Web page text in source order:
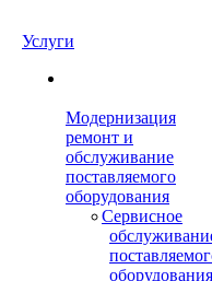
Услуги
Модернизация
ремонт и
обслуживание
поставляемого
оборудования
Сервисное
оборудования